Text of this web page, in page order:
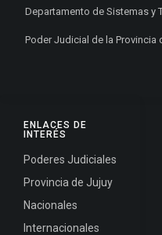
ENLACES DE
INTERÉS
Poderes Judiciales
Provincia de Jujuy
Nacionales
Internacionales
Departamento de Sistemas y
Poder Judicial de la Provincia